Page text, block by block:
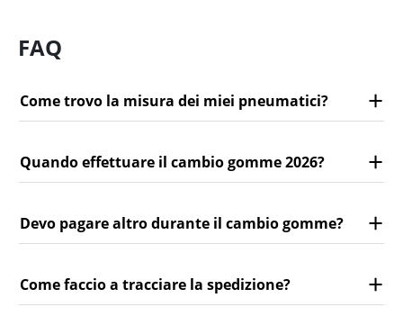
FAQ
Come trovo la misura dei miei pneumatici?
Quando effettuare il cambio gomme 2026?
Devo pagare altro durante il cambio gomme?
Come faccio a tracciare la spedizione?